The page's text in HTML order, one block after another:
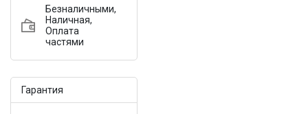
Безналичными,
Наличная,
Оплата
частями
Гарантия